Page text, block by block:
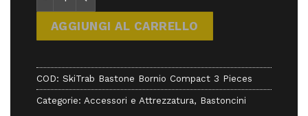
AGGIUNGI AL CARRELLO
COD: SkiTrab Bastone Bornio Compact 3 Pieces
Categorie: Accessori e Attrezzatura, Bastoncini